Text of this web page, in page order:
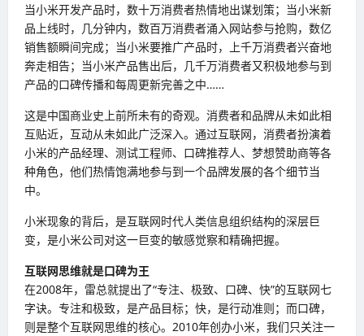
当小米开发产品时，数十万消费者热情地出谋划策；当小米新
品上线时，几分钟内，数百万消费者涌入网站参与抢购，数亿
销售额瞬间完成；当小米要推广产品时，上千万消费者兴奋地
奔走相告；当小米产品售出后，几千万消费者又积极地参与到
产品的口碑传播和每周更新完善之中……
这是中国商业史上前所未有的奇观。消费者和品牌从未如此相
互贴近，互动从未如此广泛深入。通过互联网，消费者扮演着
小米的产品经理、测试工程师、口碑推荐人、梦想赞助商等各
种角色，他们热情饱满地参与到一个品牌发展的各个细节当
中。
小米现象的背后，是互联网时代人类信息组织结构的深层巨
变，是小米公司对这一巨变的敏感觉察和精确把握。
互联网思维就是口碑为王
在2008年，雷总就提出了“专注、极致、口碑、快”的互联网七
字诀。专注和极致，是产品目标；快，是行动准则；而口碑，
则是整个互联网思维的核心。2010年创办小米，我们只关注一